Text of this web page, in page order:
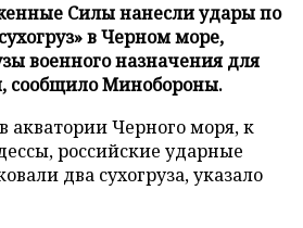
Силы нанесли удары по
в Черном море,
военного назначения для
сообщило Минобороны.
акватории Черного моря, к
российские ударные
два сухогруза, указало